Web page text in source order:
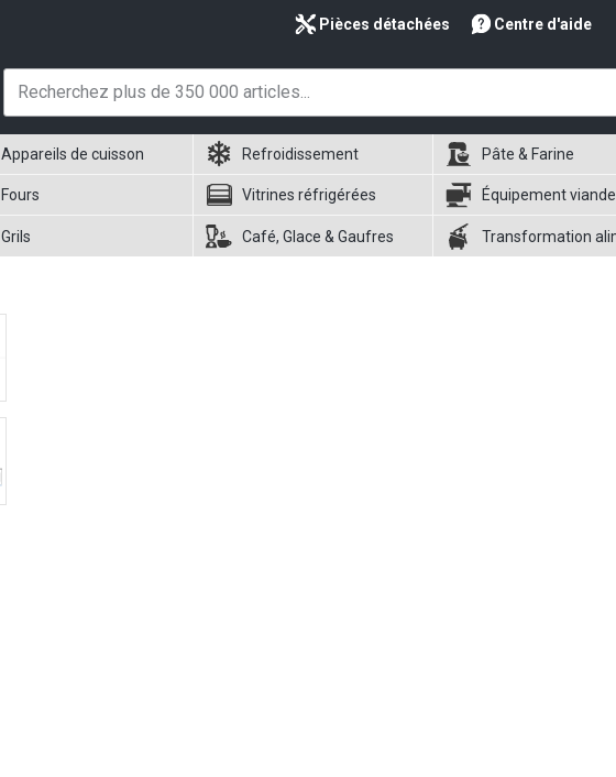
Pièces détachées Centre d'aide
Appareils de cuisson Refroidissement Pâte & Farine
Fours Vitrines réfrigérées Équipement viande
Grils Café, Glace & Gaufres